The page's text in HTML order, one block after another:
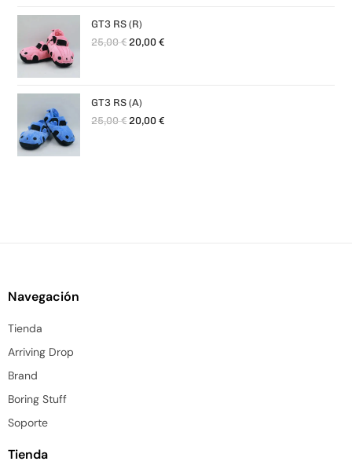
GT3 RS (R)
25,00€ 20,00€
GT3 RS (A)
25,00€ 20,00€
Navegación
Tienda
Arriving Drop
Brand
Boring Stuff
Soporte
Tienda